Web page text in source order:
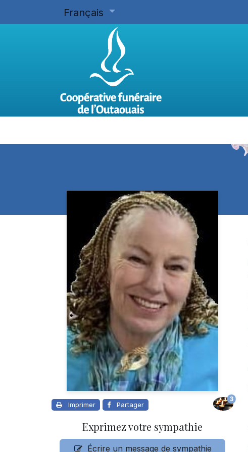
Français
Imprimer Partager
3
Exprimez votre sympathie
Écrire un message de sympathie